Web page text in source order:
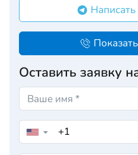
Оставить заявку
▼